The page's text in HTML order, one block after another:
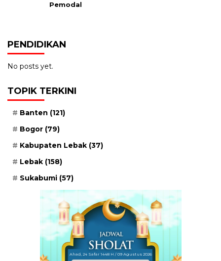
Pemodal
PENDIDIKAN
No posts yet.
TOPIK TERKINI
Banten (121)
Bogor (79)
Kabupaten Lebak (37)
Lebak (158)
Sukabumi (57)
Ahad, 24 Safar 1448 H / 09 Agustus 2026